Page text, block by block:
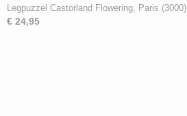
Legpuzzel Castorland Flowering, Paris (3000)
€ 24,95